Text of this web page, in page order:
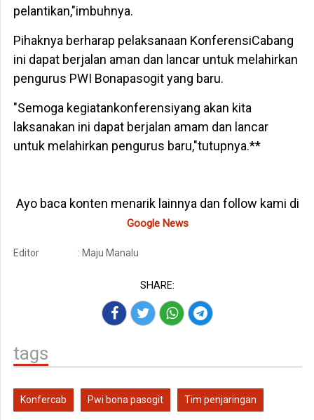
pelantikan,"imbuhnya.
Pihaknya berharap pelaksanaan KonferensiCabang
ini dapat berjalan aman dan lancar untuk melahirkan
pengurus PWI Bonapasogit yang baru.
"Semoga kegiatankonferensiyang akan kita
laksanakan ini dapat berjalan amam dan lancar
untuk melahirkan pengurus baru,"tutupnya.**
Ayo baca konten menarik lainnya dan follow kami di
Google News
Editor : Maju Manalu
SHARE:
tags
Konfercab Pwi bona pasogit Tim penjaringan